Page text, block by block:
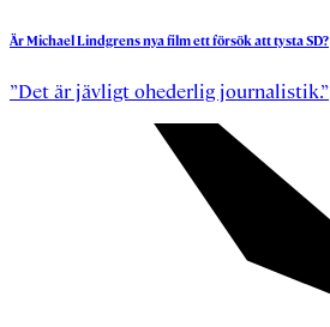
ÄrMichaelLindgrensnyafilmettförsökatttystaSD?
”Det är jävligt ohederlig journalistik.”